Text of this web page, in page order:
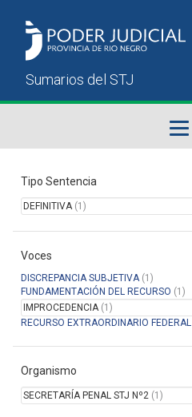
Sumarios del STJ
Manual del Usuario
Tipo Sentencia
DEFINITIVA(1)
Voces
DISCREPANCIA SUBJETIVA(1)
FUNDAMENTACIÓN DEL RECURSO (1)
IMPROCEDENCIA(1)
RECURSO EXTRAORDINARIO FEDERAL
Organismo
SECRETARÍA PENAL STJ Nº2 (1)